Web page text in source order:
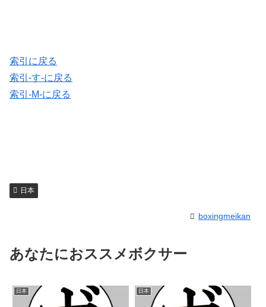
索引に戻る
索引-す-に戻る
索引-M-に戻る
日本
boxingmeikan
あなたにおススメボクサー
日本 日本